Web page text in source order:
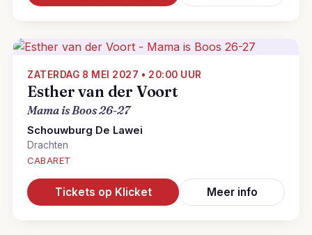
ZATERDAG 8 MEI 2027 • 20:00 UUR
Esther van der Voort
Mama is Boos 26-27
Schouwburg De Lawei
Drachten
CABARET
Tickets op Klicket Meer info